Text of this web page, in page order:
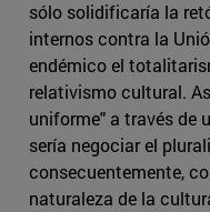
sólo solidificaría la
internos contra la
endémico el
relativismo cultural.
uniforme" a través de
sería negociar el
consecuentemente,
naturaleza de la